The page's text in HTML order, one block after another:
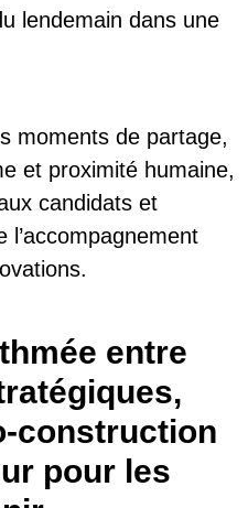
lendemain dans une
moments de partage,
et proximité humaine,
candidats et
l’accompagnement
entre
construction
pour les